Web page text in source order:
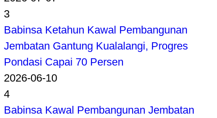
3
Babinsa Ketahun Kawal Pembangunan
Jembatan Gantung Kualalangi, Progres
Pondasi Capai 70 Persen
2026-06-10
4
Babinsa Kawal Pembangunan Jembatan